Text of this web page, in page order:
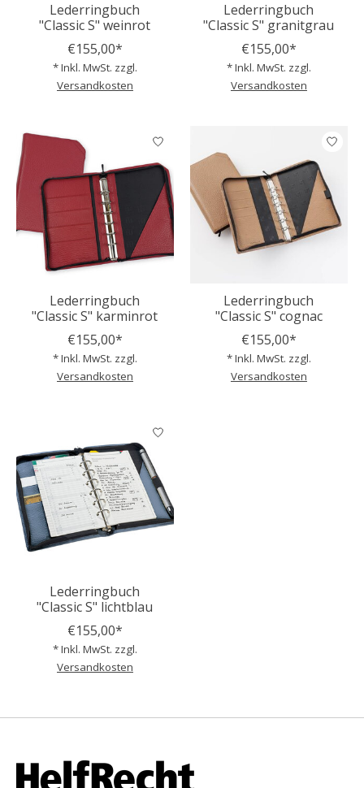
Lederringbuch
"Classic S" weinrot
€155,00*
* Inkl. MwSt. zzgl.
Versandkosten
Lederringbuch
"Classic S" granitgrau
€155,00*
* Inkl. MwSt. zzgl.
Versandkosten
Lederringbuch
"Classic S" karminrot
€155,00*
* Inkl. MwSt. zzgl.
Versandkosten
Lederringbuch
"Classic S" cognac
€155,00*
* Inkl. MwSt. zzgl.
Versandkosten
Lederringbuch
"Classic S" lichtblau
€155,00*
* Inkl. MwSt. zzgl.
Versandkosten